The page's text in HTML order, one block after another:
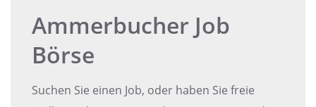
Ammerbucher Job
Börse
Suchen Sie einen Job, oder haben Sie freie